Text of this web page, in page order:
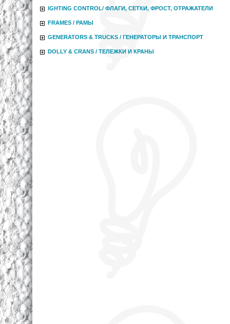
IGHTING CONTROL/ ФЛАГИ, СЕТКИ, ФРОСТ, ОТРАЖАТЕЛИ
FRAMES / РАМЫ
GENERATORS & TRUCKS / ГЕНЕРАТОРЫ И ТРАНСПОРТ
DOLLY & CRANS / ТЕЛЕЖКИ И КРАНЫ